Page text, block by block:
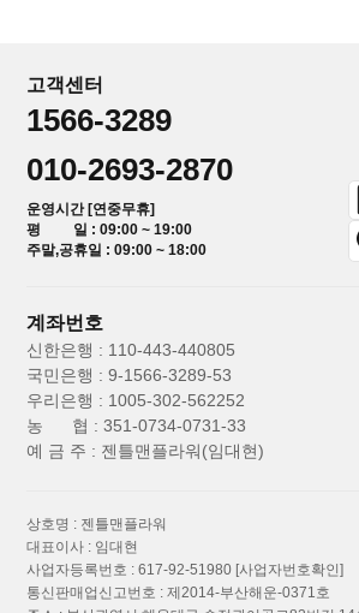
고객센터
1566-3289
010-2693-2870
운영시간 [연중무휴]
평 일 : 09:00 ~ 19:00
주말,공휴일 : 09:00 ~ 18:00
계좌번호
신한은행 : 110-443-440805
국민은행 : 9-1566-3289-53
우리은행 : 1005-302-562252
농 협 : 351-0734-0731-33
예 금 주 : 젠틀맨플라워(임대현)
상호명 : 젠틀맨플라워
대표이사 : 임대현
사업자등록번호 : 617-92-51980 [사업자번호확인]
통신판매업신고번호 : 제2014-부산해운-0371호